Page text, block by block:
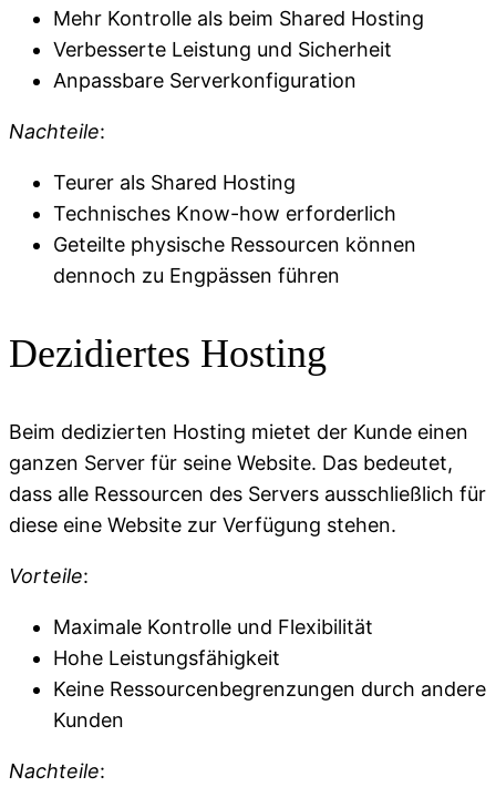
Mehr Kontrolle als beim Shared Hosting
Verbesserte Leistung und Sicherheit
Anpassbare Serverkonfiguration
Nachteile:
Teurer als Shared Hosting
Technisches Know-how erforderlich
Geteilte physische Ressourcen können
dennoch zu Engpässen führen
Dezidiertes Hosting
Beim dedizierten Hosting mietet der Kunde einen
ganzen Server für seine Website. Das bedeutet,
dass alle Ressourcen des Servers ausschließlich für
diese eine Website zur Verfügung stehen.
Vorteile:
Maximale Kontrolle und Flexibilität
Hohe Leistungsfähigkeit
Keine Ressourcenbegrenzungen durch andere
Kunden
Nachteile: